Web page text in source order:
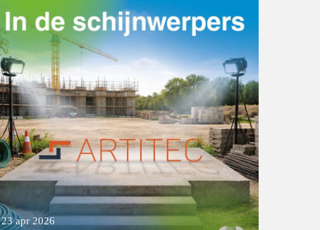
23 apr 2026